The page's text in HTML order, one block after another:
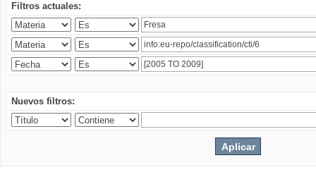
Filtros actuales:
Nuevos filtros: